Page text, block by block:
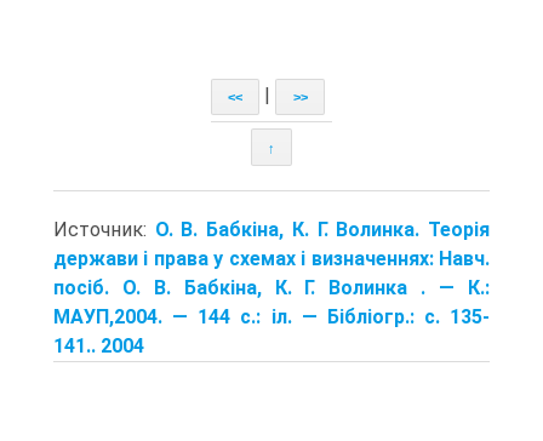
<< >>
↑
Источник: О. В. Бабкіна, К. Г. Волинка. Теорія
держави і права у схемах і визначеннях: Навч.
посіб. О. В. Бабкіна, К. Г. Волинка . — К.:
МАУП,2004. — 144 с.: іл. — Бібліогр.: с. 135-
141.. 2004